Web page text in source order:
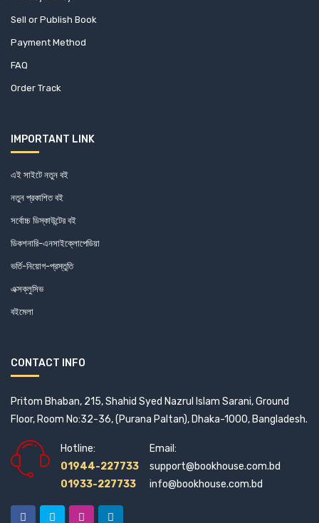
Alan Moran (1)
Albert Einstein (1)
Alexander Milne QC (1)
Alexandre Dumas (2)
Alf Morten Jerve (1)
Ali Riaz (3)
Altoon (1)
Amartya Sen (9)
Amenda Philomina Purification (1)
Amir Shammaakh (1)
Amit Goswami (1)
Sell or Publish Book
Payment Method
FAQ
Order Track
IMPORTANT LINK
এই সাইটে নতুন বই
নতুন প্রকাশিত বই
সর্বোচ্চ ডিস্কাউন্টের বই
ডিকশনারি-এনসাইক্লোপেডিয়া
ভর্তি-নিয়োগ-প্রস্তুতি
এক্সক্লুসিভ
বইমেলা
CONTACT INFO
Pritom Bhaban, 215, Shahid Syed Nazrul Islam Sarani, Ground
Floor, Room No:32-36, (Purana Paltan), Dhaka-1000, Bangladesh.
Hotline:
01944-227733
01933-227733
Email:
support@bookhouse.com.bd
info@bookhouse.com.bd